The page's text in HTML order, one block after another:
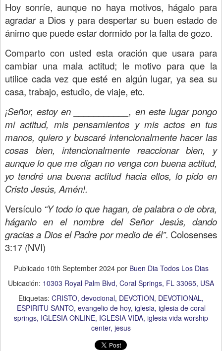
Hoy sonríe, aunque no haya motivos, hágalo para
agradar a Dios y para despertar su buen estado de
ánimo que puede estar dormido por la falta de gozo.
Comparto con usted esta oración que usara para
cambiar una mala actitud; le motivo para que la
utilice cada vez que esté en algún lugar, ya sea su
casa, trabajo, estudio, de viaje, etc.
¡Señor, estoy en ___________, en este lugar pongo
mi actitud, mis pensamientos y mis actos en tus
manos, quiero y buscaré intencionalmente hacer las
cosas bien, intencionalmente reaccionar bien, y
aunque lo que me digan no venga con buena actitud,
yo tendré una buena actitud hacia ellos, lo pido en
Cristo Jesús, Amén!.
Versículo “Y todo lo que hagan, de palabra o de obra,
háganlo en el nombre del Señor Jesús, dando
gracias a Dios el Padre por medio de él”. Colosenses
3:17 (NVI)
Publicado 10th September 2024por Buen Dia Todos Los Dias
Ubicación: 10303 Royal Palm Blvd, Coral Springs, FL 33065, USA
Etiquetas: CRISTO devocional DEVOTION DEVOTIONAL
ESPIRITU SANTO evangelio de hoy iglesia iglesia de coral
springs IGLESIA ONLINE IGLESIA VIDA iglesia vida worship
center jesus